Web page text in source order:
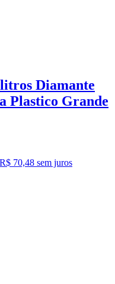
Diamante
Plastico Grande
R$ 70,48 sem juros